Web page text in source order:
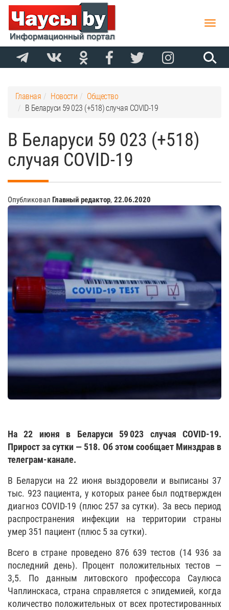
Toggle
Главная Новости
Общество
В Беларуси 59 023 (+518) случая COVID-19
В Беларуси 59 023 (+518)
случая COVID-19
Опубликовал Главный редактор, 22.06.2020
На 22 июня в Беларуси 59 023 случая COVID-19.
Прирост за сутки — 518. Об этом сообщает Минздрав в
телеграм-канале.
В Беларуси на 22 июня выздоровели и выписаны 37
тыс. 923 пациента, у которых ранее был подтвержден
диагноз COVID-19 (плюс 257 за сутки). За весь период
распространения инфекции на территории страны
умер 351 пациент (плюс 5 за сутки).
Всего в стране проведено 876 639 тестов (14 936 за
последний день). Процент положительных тестов —
3,5. По данным литовского профессора Саулюса
Чаплинскаса, страна справляется с эпидемией, когда
количество положительных от всех протестированных